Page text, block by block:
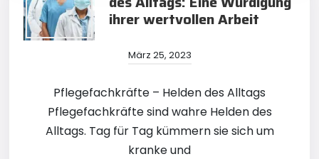
ihrer wertvollen Arbeit
März 25, 2023
Pflegefachkräfte – Helden des Alltags
Pflegefachkräfte sind wahre Helden des
Alltags. Tag für Tag kümmern sie sich um
kranke und